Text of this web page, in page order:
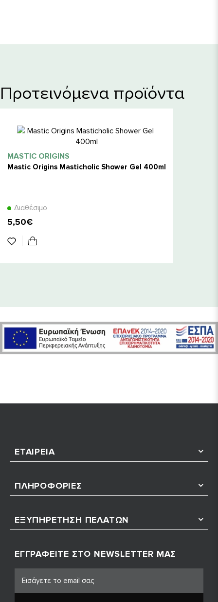
Προτεινόμενα προϊόντα
MASTIC ORIGINS
Mastic Origins Masticholic Shower Gel 400ml
Διαθέσιμο
5,50€
ΕΤΑΙΡΕΊΑ
ΠΛΗΡΟΦΟΡΊΕΣ
ΕΞΥΠΗΡΈΤΗΣΗ ΠΕΛΑΤΏΝ
ΕΓΓΡΑΦΕΊΤΕ ΣΤΟ NEWSLETTER ΜΑΣ